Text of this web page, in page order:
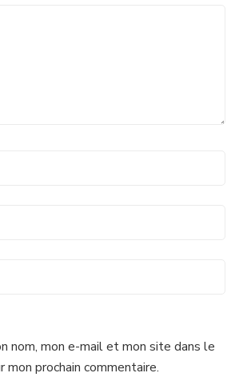
nom, mon e-mail et mon site dans le
mon prochain commentaire.